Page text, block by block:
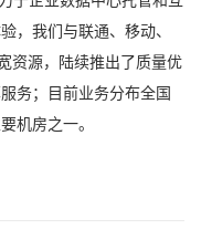
，我们与联通、移动、
资源，陆续推出了质量优
务；目前业务分布全国
机房之一。